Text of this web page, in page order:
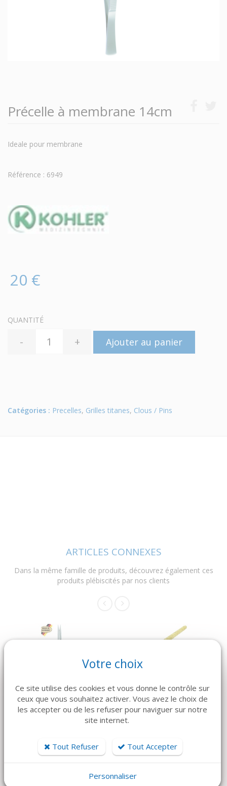
Précelle à membrane 14cm
Ideale pour membrane
Référence : 6949
20 €
QUANTITÉ
- + Ajouter au panier
Catégories : Precelles, Grilles titanes, Clous / Pins
ARTICLES CONNEXES
Dans la même famille de produits, découvrez également ces
produits plébiscités par nos clients
DÉTAILS
CISEAUX IRIS DROIT
41 €
DÉTAILS
MECTRON
Piezosurgery Insert
Votre choix
Ce site utilise des cookies et vous donne le contrôle sur
ceux que vous souhaitez activer. Vous avez le choix de
les accepter ou de les refuser pour naviguer sur notre
site internet.
Tout Refuser Tout Accepter
Personnaliser